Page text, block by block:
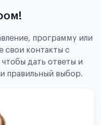
программу или
свои контакты с
дать ответы и
правильный выбор.